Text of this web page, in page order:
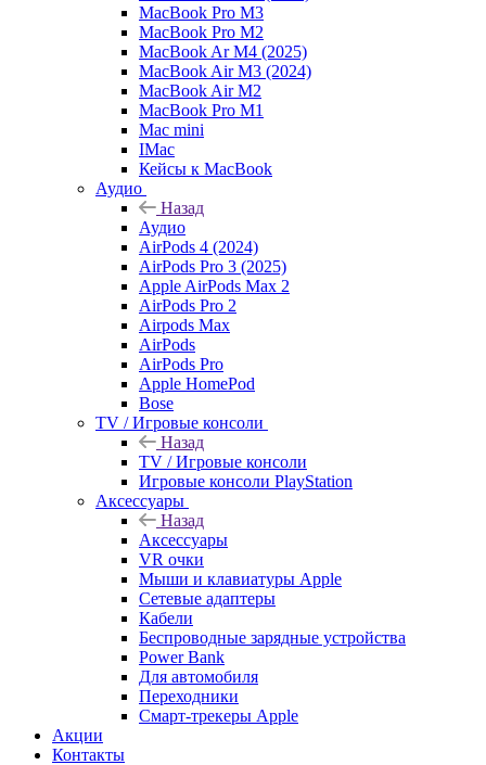
MacBook Pro M3
MacBook Pro M2
MacBook Ar M4 (2025)
MacBook Air M3 (2024)
MacBook Air M2
MacBook Pro M1
Mac mini
IMac
Кейсы к MacBook
Аудио
Назад
Аудио
AirPods 4 (2024)
AirPods Pro 3 (2025)
Apple AirPods Max 2
AirPods Pro 2
Airpods Max
AirPods
AirPods Pro
Apple HomePod
Bose
TV / Игровые консоли
Назад
TV / Игровые консоли
Игровые консоли PlayStation
Аксессуары
Назад
Аксессуары
VR очки
Мыши и клавиатуры Apple
Сетевые адаптеры
Кабели
Беспроводные зарядные устройства
Power Bank
Для автомобиля
Переходники
Смарт-трекеры Apple
Акции
Контакты